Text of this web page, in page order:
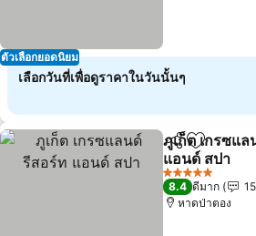
ตัวเลือกยอดนิยม
เลือกวันที่เพื่อดูราคาในวันนั้นๆ
แชร์ เพิ่มในรา
ภูเก็ต เกรซแ
แอนด์ สปา
5 ดาว
8.4 ดีมาก
หาดป่าตอง